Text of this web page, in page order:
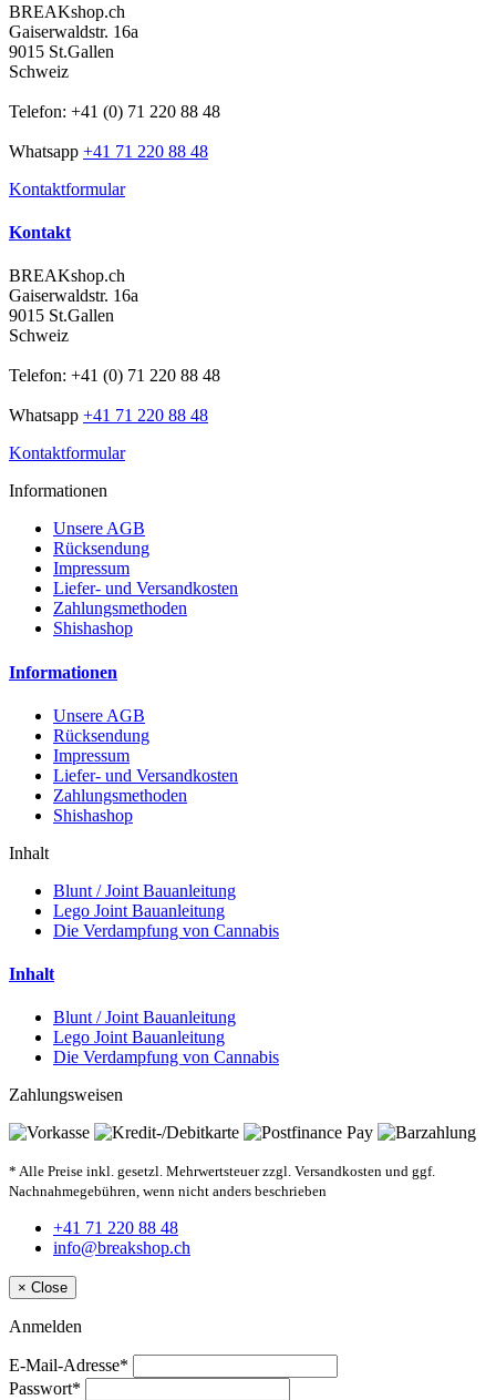
BREAKshop.ch
Gaiserwaldstr. 16a
9015 St.Gallen
Schweiz
Telefon: +41 (0) 71 220 88 48
Whatsapp +41 71 220 88 48
Kontaktformular
Kontakt
BREAKshop.ch
Gaiserwaldstr. 16a
9015 St.Gallen
Schweiz
Telefon: +41 (0) 71 220 88 48
Whatsapp +41 71 220 88 48
Kontaktformular
Informationen
Unsere AGB
Rücksendung
Impressum
Liefer- und Versandkosten
Zahlungsmethoden
Shishashop
Informationen
Unsere AGB
Rücksendung
Impressum
Liefer- und Versandkosten
Zahlungsmethoden
Shishashop
Inhalt
Blunt / Joint Bauanleitung
Lego Joint Bauanleitung
Die Verdampfung von Cannabis
Inhalt
Blunt / Joint Bauanleitung
Lego Joint Bauanleitung
Die Verdampfung von Cannabis
Zahlungsweisen
* Alle Preise inkl. gesetzl. Mehrwertsteuer zzgl. Versandkosten und ggf.
Nachnahmegebühren, wenn nicht anders beschrieben
+41 71 220 88 48
info@breakshop.ch
× Close
Anmelden
E-Mail-Adresse*
Passwort*